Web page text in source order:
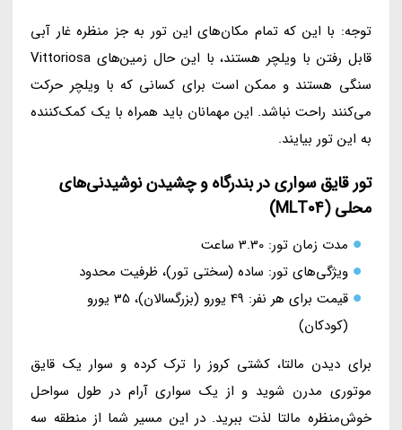
توجه: با این که تمام مکان‌های این تور به جز منظره غار آبی
قابل رفتن با ویلچر هستند، با این حال زمین‌های Vittoriosa
سنگی هستند و ممکن است برای کسانی که با ویلچر حرکت
می‌کنند راحت نباشد. این مهمانان باید همراه با یک کمک‌کننده
به این تور بیایند.
تور قایق سواری در بندرگاه و چشیدن نوشیدنی‌های
محلی (MLT04)
مدت زمان تور: 3.30 ساعت
ویژگی‌های تور: ساده (سختی تور)، ظرفیت محدود
قیمت برای هر نفر: 49 یورو (بزرگسالان)، 35 یورو
(کودکان)
برای دیدن مالتا، کشتی کروز را ترک کرده و سوار یک قایق
موتوری مدرن شوید و از یک سواری آرام در طول سواحل
خوش‌منظره مالتا لذت ببرید. در این مسیر شما از منطقه سه